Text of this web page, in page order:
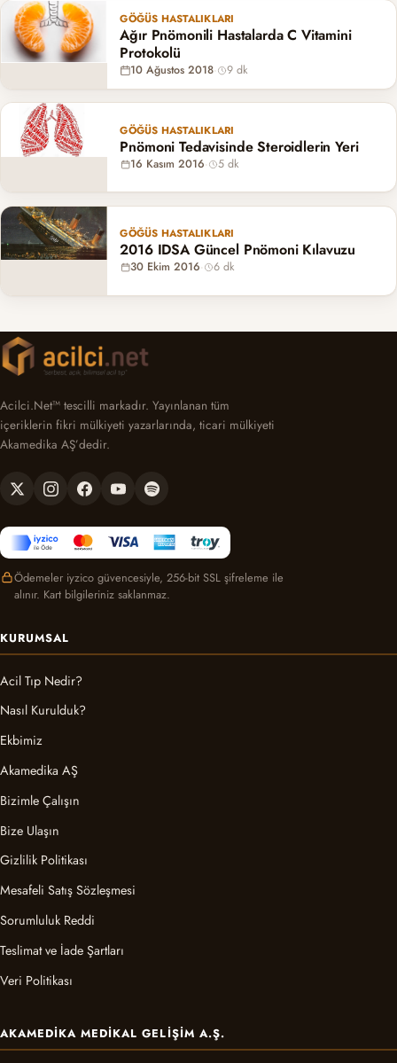
GÖĞÜS HASTALIKLARI
Ağır Pnömonili Hastalarda C Vitamini
Protokolü
10 Ağustos 2018· 9 dk
GÖĞÜS HASTALIKLARI
Pnömoni Tedavisinde Steroidlerin Yeri
16 Kasım 2016· 5 dk
GÖĞÜS HASTALIKLARI
2016 IDSA Güncel Pnömoni Kılavuzu
30 Ekim 2016· 6 dk
Acilci.Net™ tescilli markadır. Yayınlanan tüm
içeriklerin fikri mülkiyeti yazarlarında, ticari mülkiyeti
Akamedika AŞ’dedir.
Ödemeler iyzico güvencesiyle, 256-bit SSL şifreleme ile
alınır. Kart bilgileriniz saklanmaz.
KURUMSAL
Acil Tıp Nedir?
Nasıl Kurulduk?
Ekbimiz
Akamedika AŞ
Bizimle Çalışın
Bize Ulaşın
Gizlilik Politikası
Mesafeli Satış Sözleşmesi
Sorumluluk Reddi
Teslimat ve İade Şartları
Veri Politikası
AKAMEDIKA MEDIKAL GELIŞIM A.Ş.